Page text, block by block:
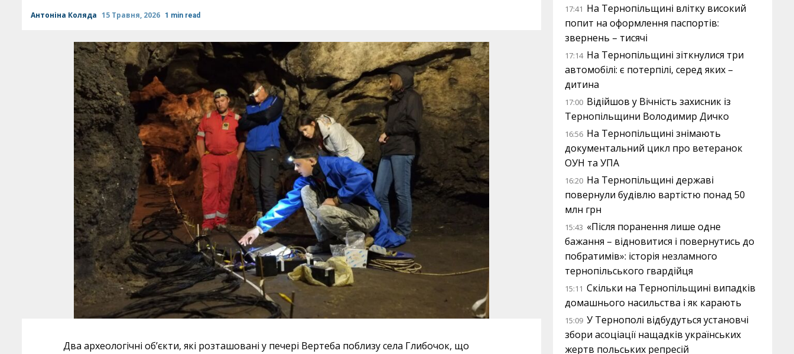
Антоніна Коляда 15 Травня, 2026 1 min read
Два археологічні об’єкти, які розташовані у печері Вертеба поблизу села Глибочок, що
17:41 На Тернопільщині влітку високий
попит на оформлення паспортів:
звернень – тисячі
17:14 На Тернопільщині зіткнулися три
автомобілі: є потерпілі, серед яких –
дитина
17:00 Відійшов у Вічність захисник із
Тернопільщини Володимир Дичко
16:56 На Тернопільщині знімають
документальний цикл про ветеранок
ОУН та УПА
16:20 На Тернопільщині державі
повернули будівлю вартістю понад 50
млн грн
15:43 «Після поранення лише одне
бажання – відновитися і повернутись до
побратимів»: історія незламного
тернопільського гвардійця
15:11 Скільки на Тернопільщині випадків
домашнього насильства і як карають
15:09 У Тернополі відбудуться установчі
збори асоціації нащадків українських
жертв польських репресій